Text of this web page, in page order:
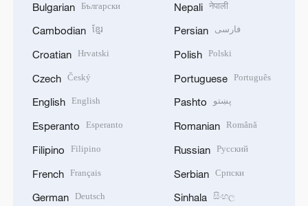
Bulgarian Български
Cambodian ខ្មែរ
Croatian Hrvatski
Czech Český
English English
Esperanto Esperanto
Filipino Filipino
French Français
German Deutsch
Nepali नेपाली
Persian فارسی
Polish Polski
Portuguese Português
Pashto پښتو
Romanian Română
Russian Русский
Serbian Српски
Sinhala සිංහල